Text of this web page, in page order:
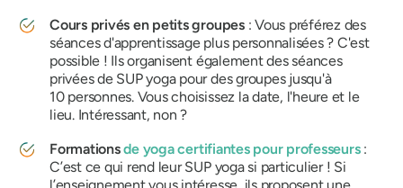
Cours privés en petits groupes: Vous préférez des
séances d'apprentissage plus personnalisées ? C'est
possible ! Ils organisent également des séances
privées de SUP yoga pour des groupes jusqu'à
10 personnes. Vous choisissez la date, l'heure et le
lieu. Intéressant, non ?
Formationsde yogacertifiantes pour professeurs:
C’est ce qui rend leur SUP yoga si particulier ! Si
l’enseignement vous intéresse, ils proposent une